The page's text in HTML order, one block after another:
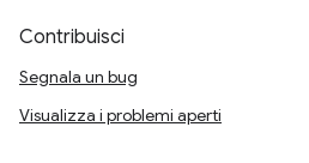
Contribuisci
Segnala un bug
Visualizza i problemi aperti